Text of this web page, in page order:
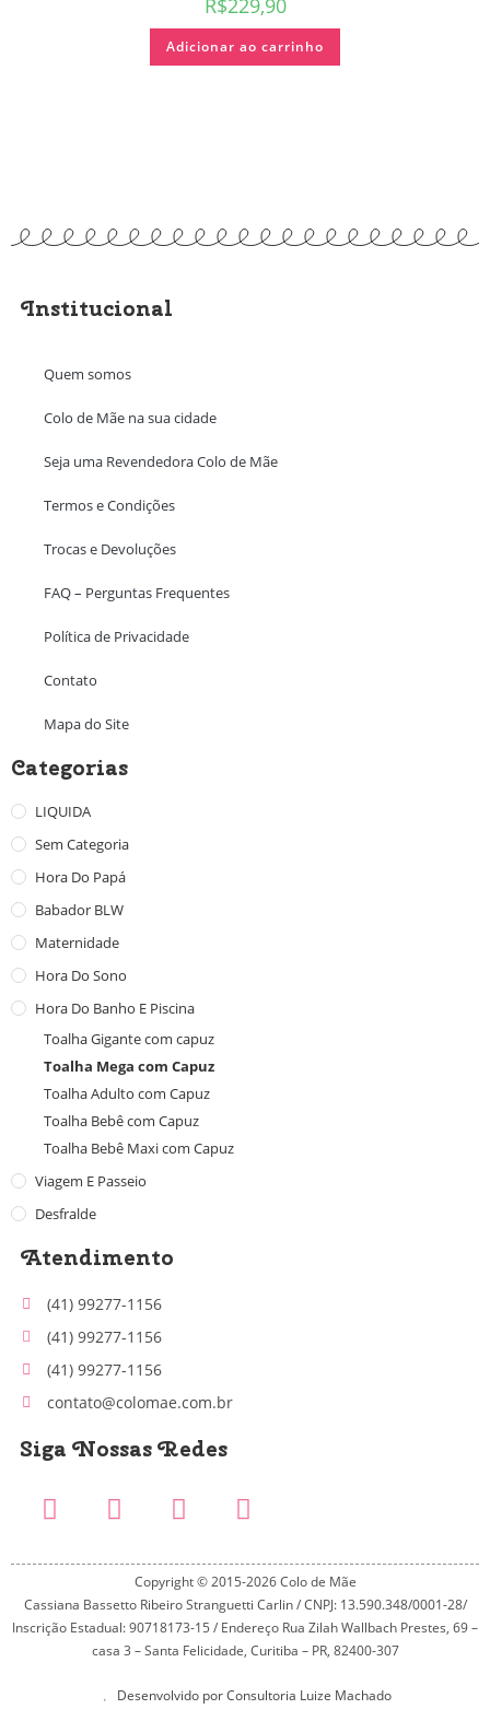
R$229,90
Adicionar ao carrinho
Institucional
Quem somos
Colo de Mãe na sua cidade
Seja uma Revendedora Colo de Mãe
Termos e Condições
Trocas e Devoluções
FAQ – Perguntas Frequentes
Política de Privacidade
Contato
Mapa do Site
Categorias
LIQUIDA
Sem Categoria
Hora Do Papá
Babador BLW
Maternidade
Hora Do Sono
Hora Do Banho E Piscina
Toalha Gigante com capuz
Toalha Mega com Capuz
Toalha Adulto com Capuz
Toalha Bebê com Capuz
Toalha Bebê Maxi com Capuz
Viagem E Passeio
Desfralde
Atendimento
(41) 99277-1156
(41) 99277-1156
(41) 99277-1156
contato@colomae.com.br
Siga Nossas Redes
Copyright © 2015-2026 Colo de Mãe
Cassiana Bassetto Ribeiro Stranguetti Carlin / CNPJ: 13.590.348/0001-28/
Inscrição Estadual: 90718173-15 / Endereço Rua Zilah Wallbach Prestes, 69 –
casa 3 – Santa Felicidade, Curitiba – PR, 82400-307
Desenvolvido por Consultoria Luize Machado